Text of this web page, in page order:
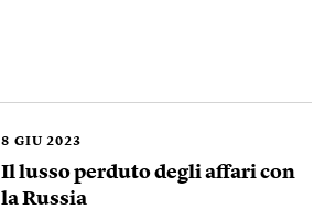
8 GIU 2023
Il lusso perduto degli affari con
la Russia